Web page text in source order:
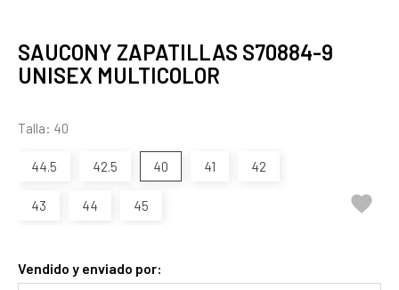
SAUCONY ZAPATILLAS S70884-9
UNISEX MULTICOLOR
Talla: 40
44.5 42.5 40 41 42
43 44 45 
Vendido y enviado por: